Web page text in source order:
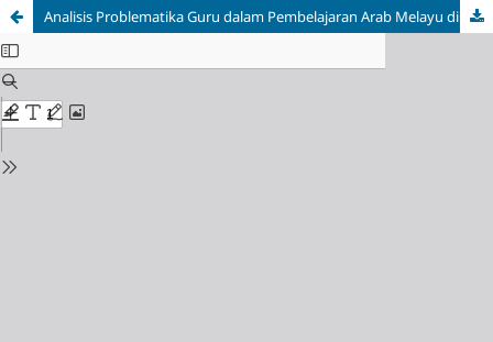
Analisis Problematika Guru dalam Pembelajaran Arab Melayu di SDN 008 Sungai Simbar